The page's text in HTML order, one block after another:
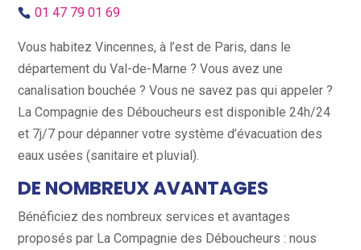
01 47 79 01 69
Vous habitez Vincennes, à l’est de Paris, dans le
département du Val-de-Marne ? Vous avez une
canalisation bouchée ? Vous ne savez pas qui appeler ?
La Compagnie des Déboucheurs est disponible 24h/24
et 7j/7 pour dépanner votre système d’évacuation des
eaux usées (sanitaire et pluvial).
DE NOMBREUX AVANTAGES
Bénéficiez des nombreux services et avantages
proposés par La Compagnie des Déboucheurs : nous